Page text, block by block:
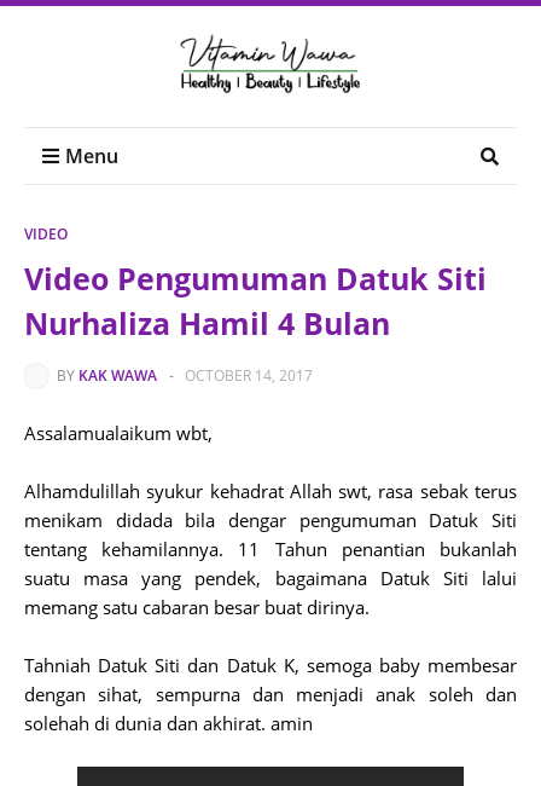
Menu
VIDEO
Video Pengumuman Datuk Siti
Nurhaliza Hamil 4 Bulan
BY KAK WAWA - OCTOBER 14, 2017
Assalamualaikum wbt,
Alhamdulillah syukur kehadrat Allah swt, rasa sebak terus
menikam didada bila dengar pengumuman Datuk Siti
tentang kehamilannya. 11 Tahun penantian bukanlah
suatu masa yang pendek, bagaimana Datuk Siti lalui
memang satu cabaran besar buat dirinya.
Tahniah Datuk Siti dan Datuk K, semoga baby membesar
dengan sihat, sempurna dan menjadi anak soleh dan
solehah di dunia dan akhirat. amin